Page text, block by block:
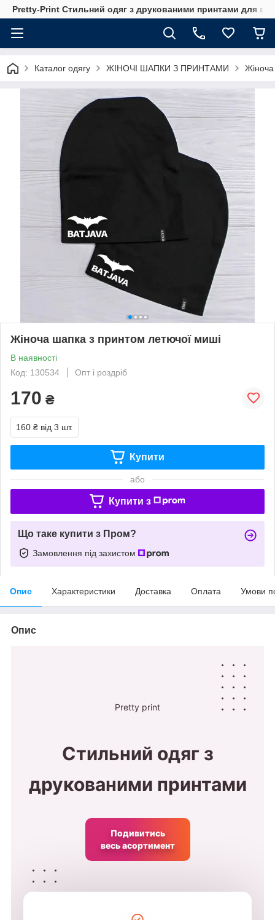
Pretty-Print Стильний одяг з друкованими принтами для
Каталог одягу ЖІНОЧІ ШАПКИ З ПРИНТАМИ
Жіноча шапка з принтом летючої миші
В наявності
Код: 130534
Опт і роздріб
170 ₴
160 ₴ від 3 шт.
Купити
або
Купити з
Що таке купити з Пром?
Замовлення під захистом
Опис Характеристики Доставка Оплата Умови
Опис
Pretty print
Стильний одяг з
друкованими принтами
Подивитись
весь асортимент